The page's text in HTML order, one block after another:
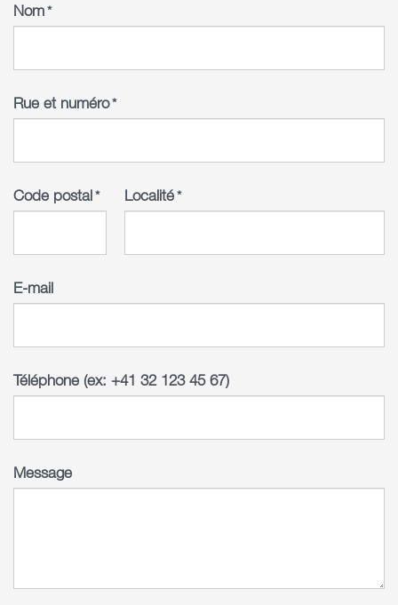
Nom*
Rue et numéro*
Code postal* Localité*
E-mail
Téléphone (ex: +41 32 123 45 67)
Message